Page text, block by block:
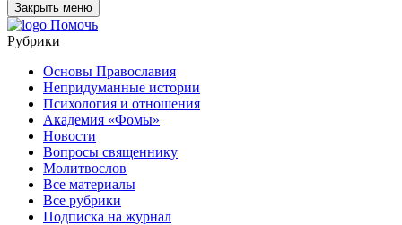
Закрыть меню
Помочь
Рубрики
Основы Православия
Непридуманные истории
Психология и отношения
Академия «Фомы»
Новости
Вопросы священнику
Молитвослов
Все материалы
Все рубрики
Подписка на журнал